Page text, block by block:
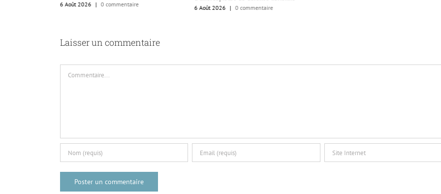
6 Août 2026 | 0 commentaire
6 Août 2026 | 0 commentaire
Laisser un commentaire